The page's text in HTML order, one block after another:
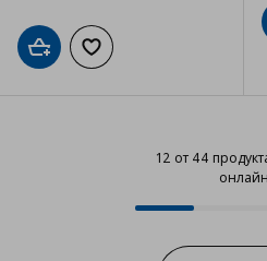
Добави в кошницата
Добави към списъка с
12 от 44
онлайн
Progress: